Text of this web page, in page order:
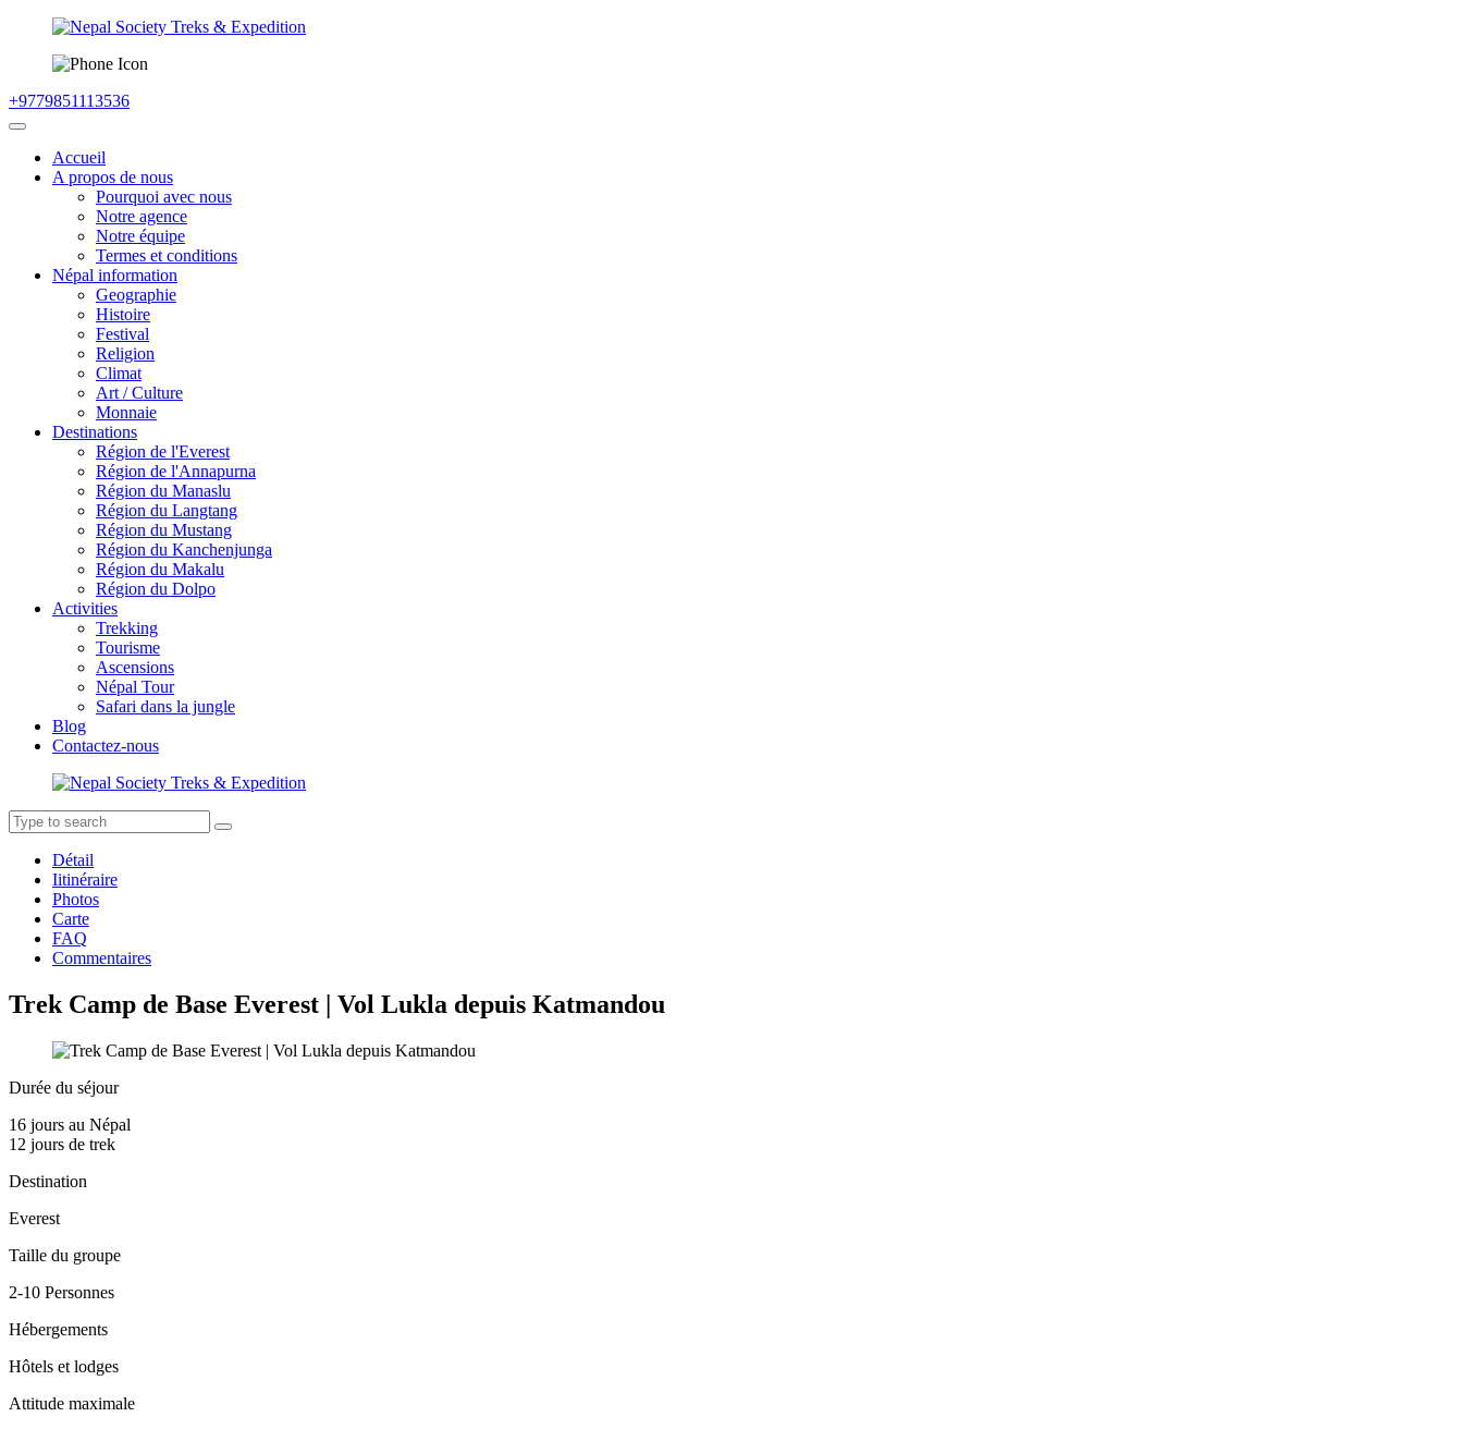
+9779851113536
Accueil
A propos de nous
Pourquoi avec nous
Notre agence
Notre équipe
Termes et conditions
Népal information
Geographie
Histoire
Festival
Religion
Climat
Art / Culture
Monnaie
Destinations
Région de l'Everest
Région de l'Annapurna
Région du Manaslu
Région du Langtang
Région du Mustang
Région du Kanchenjunga
Région du Makalu
Région du Dolpo
Activities
Trekking
Tourisme
Ascensions
Népal Tour
Safari dans la jungle
Blog
Contactez-nous
Détail
Iitinéraire
Photos
Carte
FAQ
Commentaires
Trek Camp de Base Everest | Vol Lukla depuis Katmandou
Durée du séjour
16 jours au Népal
12 jours de trek
Destination
Everest
Taille du groupe
2-10 Personnes
Hébergements
Hôtels et lodges
Attitude maximale